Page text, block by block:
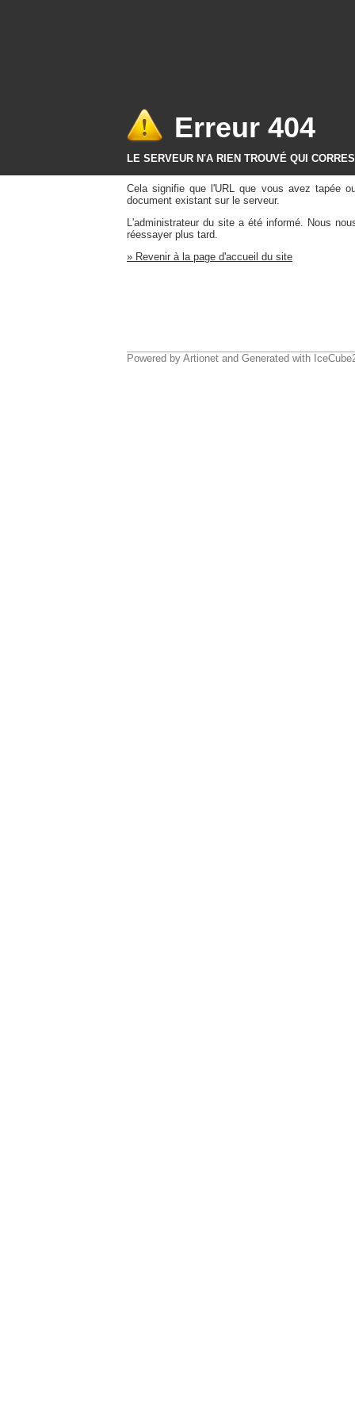
Erreur 404
LE SERVEUR N'A RIEN TROUVÉ QUI
Cela signifie que l'URL que vous avez tapée
document existant sur le serveur.
L'administrateur du site a été informé. Nous
réessayer plus tard.
» Revenir à la page d'accueil du site
Powered by Artionet and Generated with